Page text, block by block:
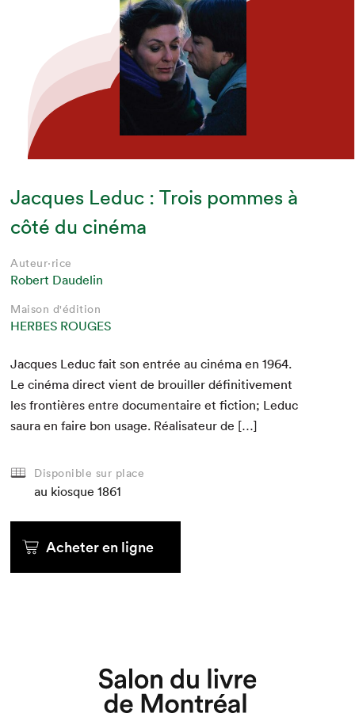
Que cherchez-vous?
Jacques Leduc : Trois pommes à
côté du cinéma
Auteur·rice
Robert Daudelin
Maison d'édition
HERBES ROUGES
Jacques Leduc fait son entrée au ciné­ma en1964.
Le ciné­ma direct vient de brouiller défini­tive­ment
les fron­tières entre doc­u­men­taire et fic­tion; Leduc
saura en faire bon usage. Réal­isa­teur de […]
Disponible sur place
au kiosque 1861
Acheter en ligne